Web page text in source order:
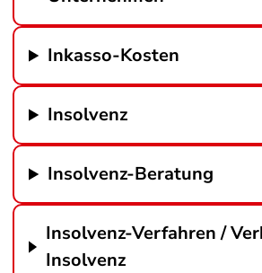
Inkasso-Kosten
Insolvenz
Insolvenz-Beratung
Insolvenz-Verfahren /
Insolvenz